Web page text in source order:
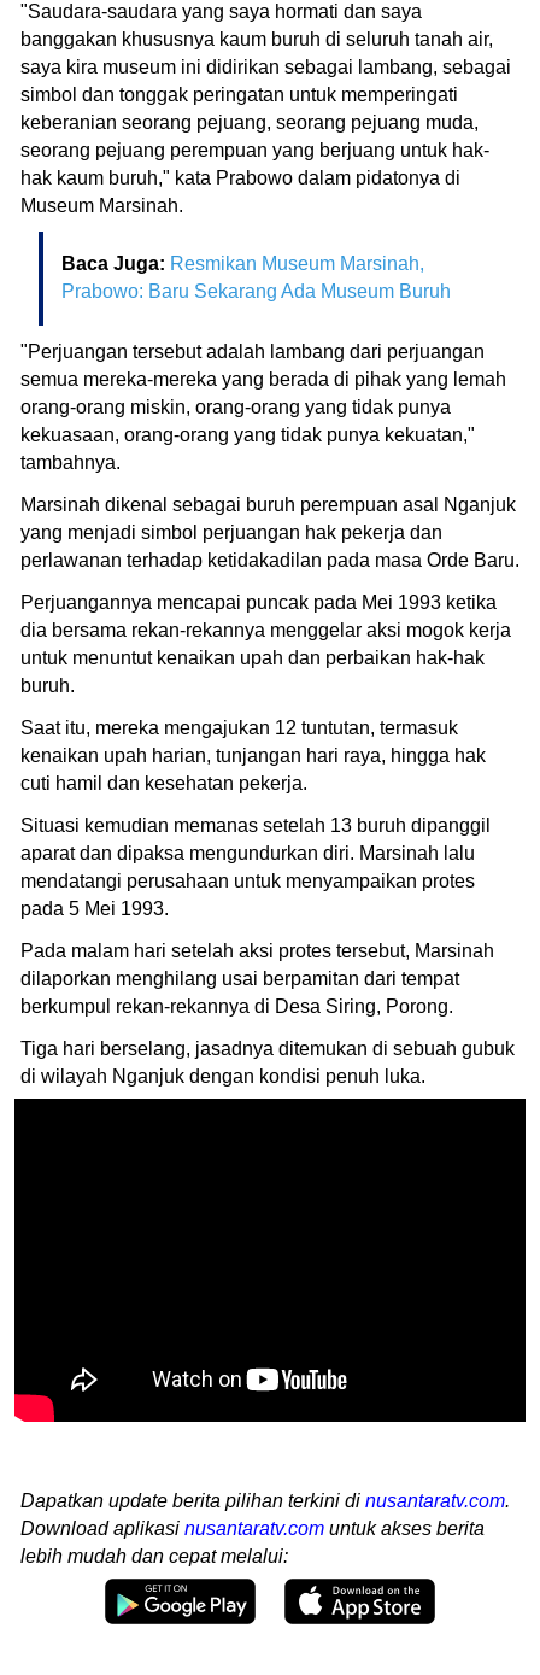
"Saudara-saudara yang saya hormati dan saya
banggakan khususnya kaum buruh di seluruh tanah air,
saya kira museum ini didirikan sebagai lambang, sebagai
simbol dan tonggak peringatan untuk memperingati
keberanian seorang pejuang, seorang pejuang muda,
seorang pejuang perempuan yang berjuang untuk hak-
hak kaum buruh," kata Prabowo dalam pidatonya di
Museum Marsinah.
Baca Juga: Resmikan Museum Marsinah,
Prabowo: Baru Sekarang Ada Museum Buruh
"Perjuangan tersebut adalah lambang dari perjuangan
semua mereka-mereka yang berada di pihak yang lemah
orang-orang miskin, orang-orang yang tidak punya
kekuasaan, orang-orang yang tidak punya kekuatan,"
tambahnya.
Marsinah dikenal sebagai buruh perempuan asal Nganjuk
yang menjadi simbol perjuangan hak pekerja dan
perlawanan terhadap ketidakadilan pada masa Orde Baru.
Perjuangannya mencapai puncak pada Mei 1993 ketika
dia bersama rekan-rekannya menggelar aksi mogok kerja
untuk menuntut kenaikan upah dan perbaikan hak-hak
buruh.
Saat itu, mereka mengajukan 12 tuntutan, termasuk
kenaikan upah harian, tunjangan hari raya, hingga hak
cuti hamil dan kesehatan pekerja.
Situasi kemudian memanas setelah 13 buruh dipanggil
aparat dan dipaksa mengundurkan diri. Marsinah lalu
mendatangi perusahaan untuk menyampaikan protes
pada 5 Mei 1993.
Pada malam hari setelah aksi protes tersebut, Marsinah
dilaporkan menghilang usai berpamitan dari tempat
berkumpul rekan-rekannya di Desa Siring, Porong.
Tiga hari berselang, jasadnya ditemukan di sebuah gubuk
di wilayah Nganjuk dengan kondisi penuh luka.
Dapatkan update berita pilihan terkini di nusantaratv.com.
Download aplikasi nusantaratv.com untuk akses berita
lebih mudah dan cepat melalui: